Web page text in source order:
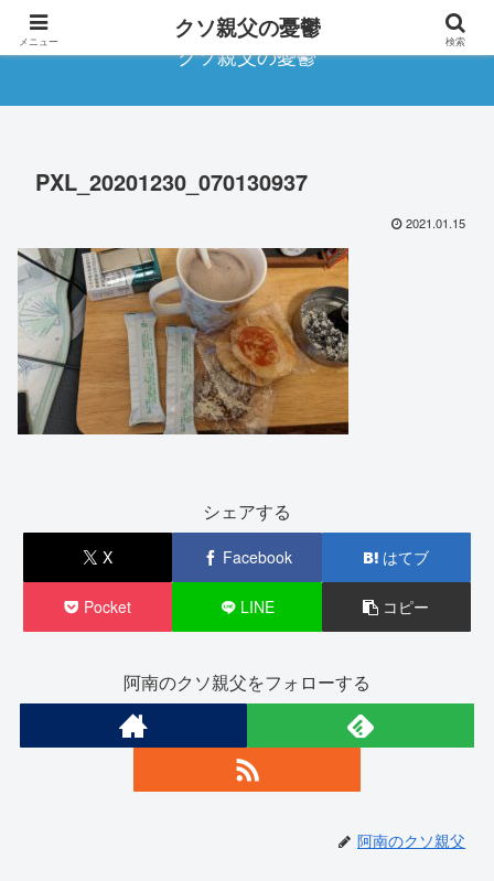
クソ親父の憂鬱
PXL_20201230_070130937
2021.01.15
シェアする
X Facebook はてブ
Pocket LINE コピー
阿南のクソ親父をフォローする
阿南のクソ親父
メニュー クソ親父の憂鬱 検索